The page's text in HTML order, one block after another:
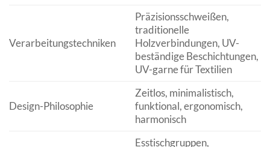
Verarbeitungstechniken
Präzisionsschweißen,
traditionelle
Holzverbindungen, UV-
beständige Beschichtungen,
UV-garne für Textilien
Design-Philosophie
Zeitlos, minimalistisch,
funktional, ergonomisch,
harmonisch
Esstischgruppen,